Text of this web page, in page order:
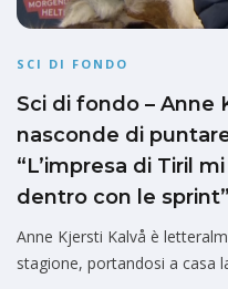
SCI DI FONDO
Sci di fondo – Anne
nasconde di
“L’impresa di Tiril
dentro con le sprint”
Anne Kjersti Kalvå è
stagione, portandosi a casa